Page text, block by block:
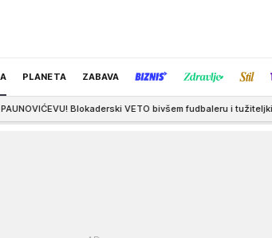
PLANETA ZABAVA
Blokaderski VETO bivšem fudbaleru i tužiteljki: Njoj